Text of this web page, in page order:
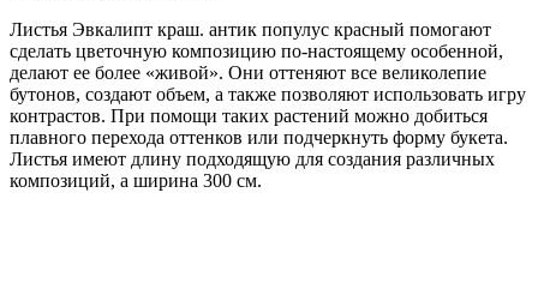
Листья Эвкалипт краш. антик популус красный помогают
сделать цветочную композицию по-настоящему особенной,
делают ее более «живой». Они оттеняют все великолепие
бутонов, создают объем, а также позволяют использовать игру
контрастов. При помощи таких растений можно добиться
плавного перехода оттенков или подчеркнуть форму букета.
Листья имеют длину подходящую для создания различных
композиций, а ширина 300 см.